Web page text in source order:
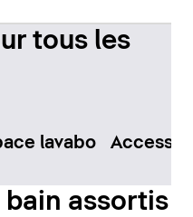
tous les
lavabo
bain assortis